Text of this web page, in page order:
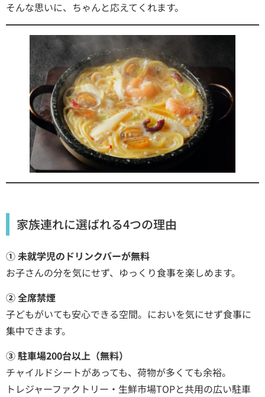
そんな思いに、ちゃんと応えてくれます。
家族連れに選ばれる4つの理由
① 未就学児のドリンクバーが無料
お子さんの分を気にせず、ゆっくり食事を楽しめます。
② 全席禁煙
子どもがいても安心できる空間。においを気にせず食事に
集中できます。
③ 駐車場200台以上（無料）
チャイルドシートがあっても、荷物が多くても余裕。
トレジャーファクトリー・生鮮市場TOPと共用の広い駐車